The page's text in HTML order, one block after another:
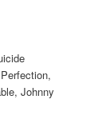
Johnny